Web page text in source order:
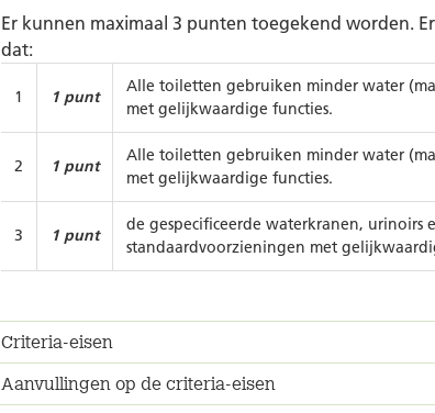
Er kunnen maximaal 3 punten toegekend worden.
dat:
1 1 punt
Alle toiletten gebruiken minder water
met gelijkwaardige functies.
2 1 punt
Alle toiletten gebruiken minder water
met gelijkwaardige functies.
3 1 punt
de gespecificeerde waterkranen,
standaardvoorzieningen met
Criteria-eisen
Aanvullingen op de criteria-eisen